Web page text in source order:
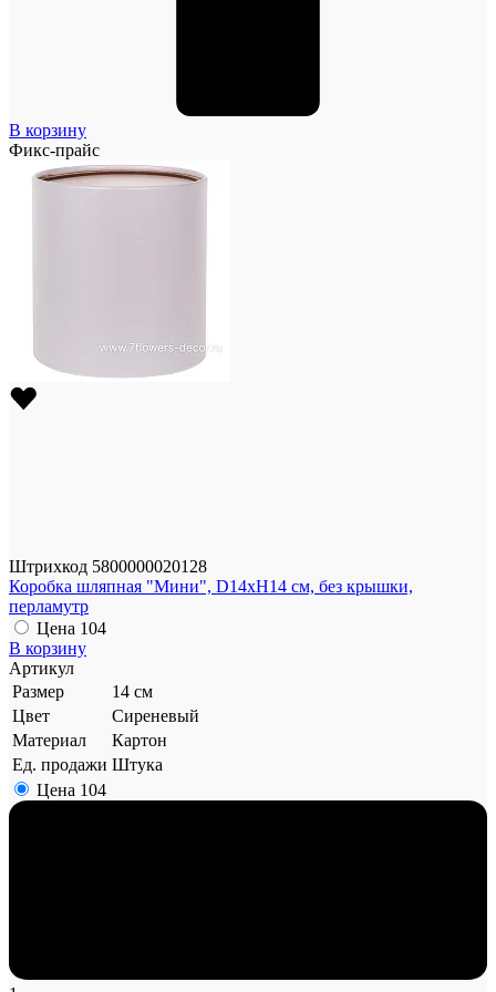
В корзину
Фикс-прайс
Штрихкод 5800000020128
Коробка шляпная "Мини", D14xH14 см, без крышки,
перламутр
Цена 104
В корзину
Артикул
Размер
14 см
Цвет
Сиреневый
Материал
Картон
Ед. продажи Штука
Цена 104